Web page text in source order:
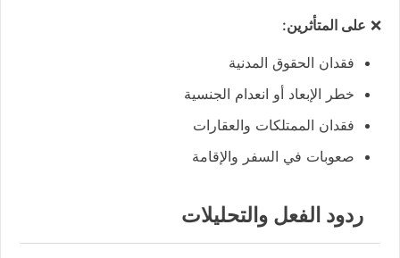
❌ على المتأثرين:
فقدان الحقوق المدنية
خطر الإبعاد أو انعدام الجنسية
فقدان الممتلكات والعقارات
صعوبات في السفر والإقامة
ردود الفعل والتحليلات